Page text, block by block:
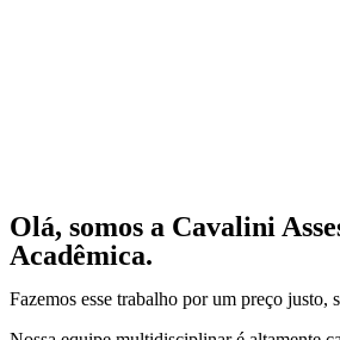
Olá, somos a Cavalini
Acadêmica.
Fazemos esse trabalho por um preço justo,